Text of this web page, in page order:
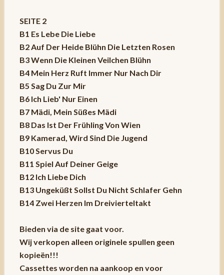
SEITE 2
B1 Es Lebe Die Liebe
B2 Auf Der Heide Blühn Die Letzten Rosen
B3 Wenn Die Kleinen Veilchen Blühn
B4 Mein Herz Ruft Immer Nur Nach Dir
B5 Sag Du Zur Mir
B6 Ich Lieb' Nur Einen
B7 Mädi, Mein Süßes Mädi
B8 Das Ist Der Frühling Von Wien
B9 Kamerad, Wird Sind Die Jugend
B10 Servus Du
B11 Spiel Auf Deiner Geige
B12 Ich Liebe Dich
B13 Ungeküßt Sollst Du Nicht Schlafer Gehn
B14 Zwei Herzen Im Dreivierteltakt
Bieden via de site gaat voor.
Wij verkopen alleen originele spullen geen
kopieën!!!
Cassettes worden na aankoop en voor